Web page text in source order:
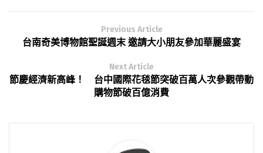
Previous Article
台南奇美博物館聖誕週末 邀請大小朋友參加華麗盛宴
Next Article
節慶經濟新高峰！ 台中國際花毯節突破百萬人次參觀帶動
購物節破百億消費